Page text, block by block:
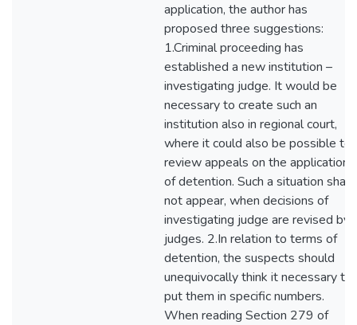
application, the author has
proposed three suggestions:
1.Criminal proceeding has
established a new institution –
investigating judge. It would be
necessary to create such an
institution also in regional court,
where it could also be possible to
review appeals on the application
of detention. Such a situation shall
not appear, when decisions of
investigating judge are revised by
judges. 2.In relation to terms of
detention, the suspects should
unequivocally think it necessary to
put them in specific numbers.
When reading Section 279 of